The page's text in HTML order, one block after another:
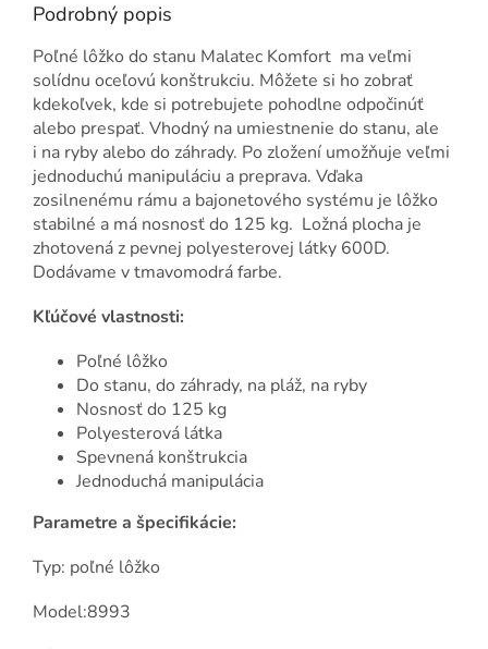
Podrobný popis
Poľné lôžko do stanu Malatec Komfort ma veľmi
solídnu oceľovú konštrukciu. Môžete si ho zobrať
kdekoľvek, kde si potrebujete pohodlne odpočinúť
alebo prespať. Vhodný na umiestnenie do stanu, ale
i na ryby alebo do záhrady. Po zložení umožňuje veľmi
jednoduchú manipuláciu a preprava. Vďaka
zosilnenému rámu a bajonetového systému je lôžko
stabilné a má nosnosť do 125 kg. Ložná plocha je
zhotovená z pevnej polyesterovej látky 600D.
Dodávame v tmavomodrá farbe.
Kľúčové vlastnosti:
Poľné lôžko
Do stanu, do záhrady, na pláž, na ryby
Nosnosť do 125 kg
Polyesterová látka
Spevnená konštrukcia
Jednoduchá manipulácia
Parametre a špecifikácie:
Typ: poľné lôžko
Model:8993